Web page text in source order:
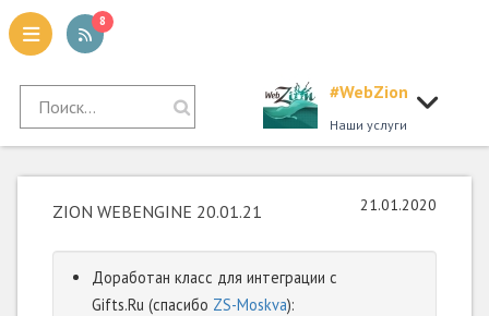
8
#WebZion
Наши услуги
ZION WEBENGINE 20.01.21 21.01.2020
Доработан класс для интеграции с
Gifts.Ru (спасибо ZS-Moskva):